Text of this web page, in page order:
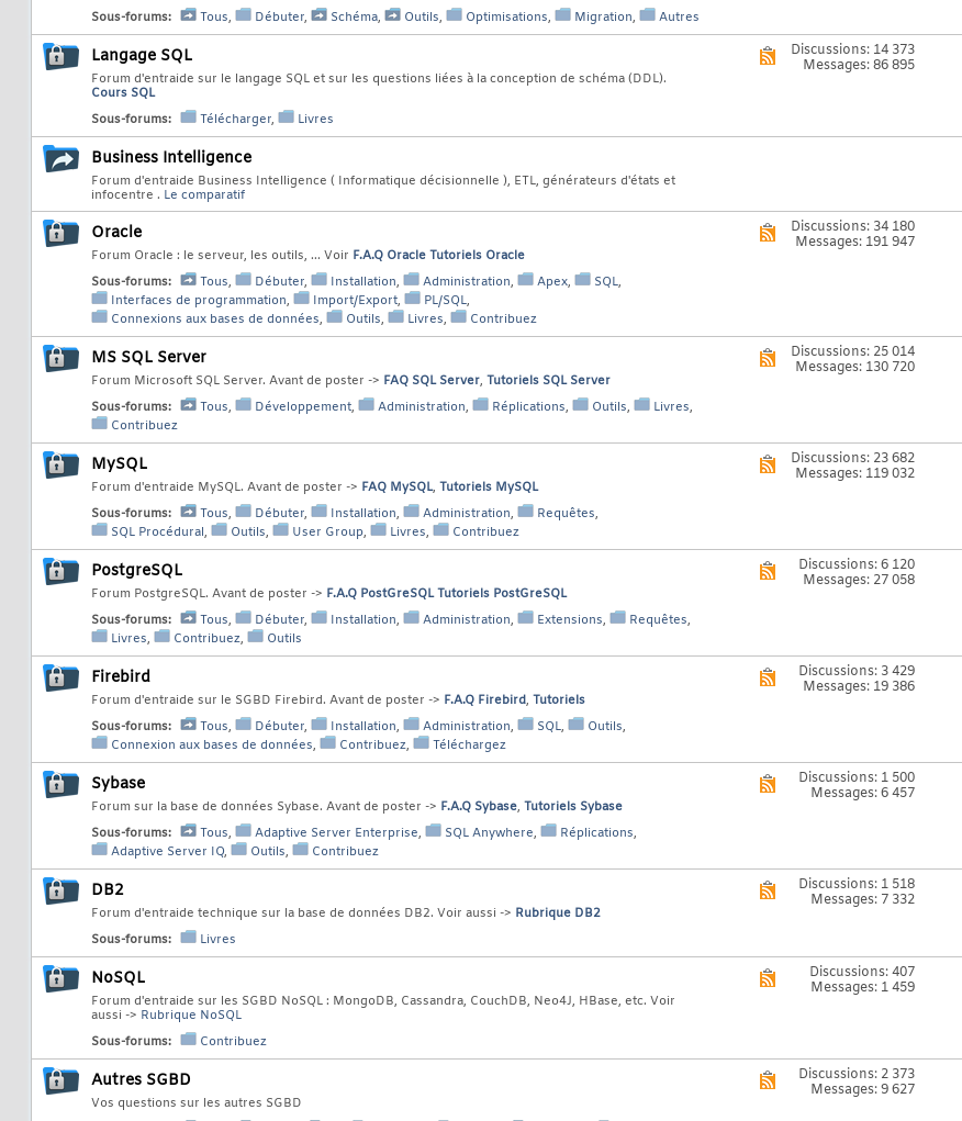
Sous-forums:
Tous, Débuter, Schéma, Outils, Optimisations, Migration, Autres
ce
forum
Langage SQL
Forum d'entraide sur le langage SQL et sur les questions liées à la conception de schéma (DDL).
Cours SQL
Sous-forums:
Télécharger, Livres
Voir
Discussions: 14 373
Messages: 86 895
Business Intelligence
Forum d'entraide Business Intelligence ( Informatique décisionnelle ), ETL, générateurs d'états et
infocentre . Le comparatif
Oracle
Forum Oracle : le serveur, les outils, ... Voir F.A.Q Oracle Tutoriels Oracle
Sous-forums:
Tous, Débuter, Installation, Administration, Apex, SQL,
Interfaces de programmation, Import/Export, PL/SQL,
Connexions aux bases de données, Outils, Livres, Contribuez
Voir
Discussions: 34 180
Messages: 191 947
MS SQL Server
Forum Microsoft SQL Server. Avant de poster -> FAQ SQL Server, Tutoriels SQL Server
Sous-forums:
Tous, Développement, Administration, Réplications, Outils, Livres,
Contribuez
Voir
forum
Discussions: 25 014
Messages: 130 720
MySQL
Forum d'entraide MySQL. Avant de poster -> FAQ MySQL, Tutoriels MySQL
Sous-forums:
Tous, Débuter, Installation, Administration, Requêtes,
SQL Procédural, Outils, User Group, Livres, Contribuez
Voir
forum
Discussions: 23 682
Messages: 119 032
PostgreSQL
Forum PostgreSQL. Avant de poster -> F.A.Q PostGreSQL Tutoriels PostGreSQL
Sous-forums:
Tous, Débuter, Installation, Administration, Extensions, Requêtes,
Livres, Contribuez, Outils
Voir
forum
Discussions: 6 120
Messages: 27 058
Firebird
Forum d'entraide sur le SGBD Firebird. Avant de poster -> F.A.Q Firebird, Tutoriels
Sous-forums:
Tous, Débuter, Installation, Administration, SQL, Outils,
Connexion aux bases de données, Contribuez, Téléchargez
Voir
forum
Discussions: 3 429
Messages: 19 386
Sybase
Forum sur la base de données Sybase. Avant de poster -> F.A.Q Sybase, Tutoriels Sybase
Sous-forums:
Tous, Adaptive Server Enterprise, SQL Anywhere, Réplications,
Adaptive Server IQ, Outils, Contribuez
Voir
forum
Discussions: 1 500
Messages: 6 457
DB2
Forum d'entraide technique sur la base de données DB2. Voir aussi -> Rubrique DB2
Sous-forums:
Livres
Voir
forum
Discussions: 1 518
Messages: 7 332
NoSQL
Forum d'entraide sur les SGBD NoSQL : MongoDB, Cassandra, CouchDB, Neo4J, HBase, etc. Voir
aussi -> Rubrique NoSQL
Sous-forums:
Contribuez
forum
Discussions: 407
Messages: 1 459
Autres SGBD
Vos questions sur les autres SGBD
VoirDiscussions: 2 373
Messages: 9 627